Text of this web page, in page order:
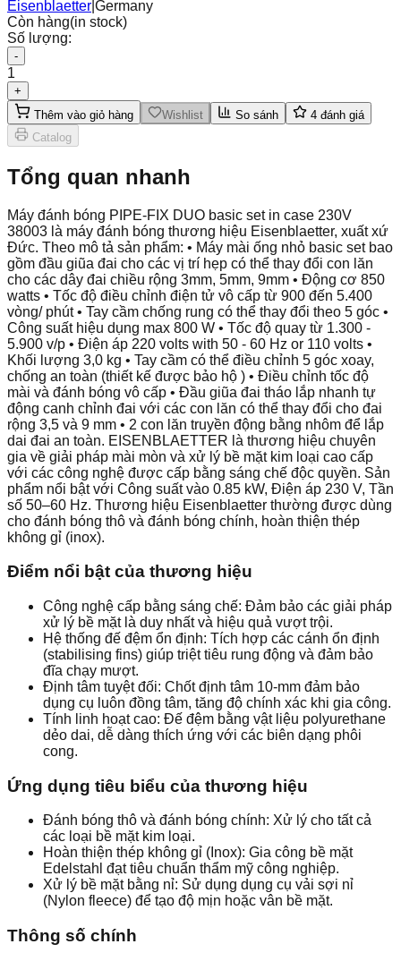
Eisenblaetter Germany
Còn hàng(in stock)
Số lượng:
-
1
+
Thêm vào giỏ hàng
Wishlist So sánh 4 đánh giá
Catalog
Tổng quan nhanh
Máy đánh bóng PIPE-FIX DUO basic set in case 230V
38003 là máy đánh bóng thương hiệu Eisenblaetter, xuất xứ
Đức. Theo mô tả sản phẩm: • Máy mài ống nhỏ basic set bao
gồm đầu giũa đai cho các vị trí hẹp có thể thay đổi con lăn
cho các dây đai chiều rộng 3mm, 5mm, 9mm • Động cơ 850
watts • Tốc độ điều chỉnh điện tử vô cấp từ 900 đến 5.400
vòng/ phút • Tay cầm chống rung có thể thay đổi theo 5 góc •
Công suất hiệu dụng max 800 W • Tốc độ quay từ 1.300 -
5.900 v/p • Điện áp 220 volts with 50 - 60 Hz or 110 volts •
Khối lượng 3,0 kg • Tay cầm có thể điều chỉnh 5 góc xoay,
chống an toàn (thiết kế được bảo hộ ) • Điều chỉnh tốc độ
mài và đánh bóng vô cấp • Đầu giũa đai tháo lắp nhanh tự
động canh chỉnh đai với các con lăn có thể thay đổi cho đai
rộng 3,5 và 9 mm • 2 con lăn truyền động bằng nhôm để lắp
dai đai an toàn. EISENBLAETTER là thương hiệu chuyên
gia về giải pháp mài mòn và xử lý bề mặt kim loại cao cấp
với các công nghệ được cấp bằng sáng chế độc quyền. Sản
phẩm nổi bật với Công suất vào 0.85 kW, Điện áp 230 V, Tần
số 50–60 Hz. Thương hiệu Eisenblaetter thường được dùng
cho đánh bóng thô và đánh bóng chính, hoàn thiện thép
không gỉ (inox).
Điểm nổi bật của thương hiệu
Công nghệ cấp bằng sáng chế: Đảm bảo các giải pháp
xử lý bề mặt là duy nhất và hiệu quả vượt trội.
Hệ thống đế đệm ổn định: Tích hợp các cánh ổn định
(stabilising fins) giúp triệt tiêu rung động và đảm bảo
đĩa chạy mượt.
Định tâm tuyệt đối: Chốt định tâm 10-mm đảm bảo
dụng cụ luôn đồng tâm, tăng độ chính xác khi gia công.
Tính linh hoạt cao: Đế đệm bằng vật liệu polyurethane
dẻo dai, dễ dàng thích ứng với các biên dạng phôi
cong.
Ứng dụng tiêu biểu của thương hiệu
Đánh bóng thô và đánh bóng chính: Xử lý cho tất cả
các loại bề mặt kim loại.
Hoàn thiện thép không gỉ (Inox): Gia công bề mặt
Edelstahl đạt tiêu chuẩn thẩm mỹ công nghiệp.
Xử lý bề mặt bằng nỉ: Sử dụng dụng cụ vải sợi nỉ
(Nylon fleece) để tạo độ mịn hoặc vân bề mặt.
Thông số chính